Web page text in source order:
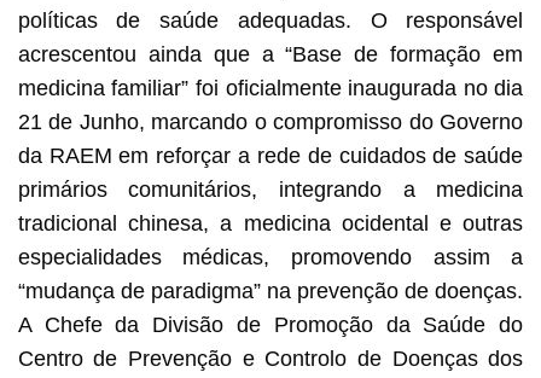
políticas de saúde adequadas. O responsável
acrescentou ainda que a “Base de formação em
medicina familiar” foi oficialmente inaugurada no dia
21 de Junho, marcando o compromisso do Governo
da RAEM em reforçar a rede de cuidados de saúde
primários comunitários, integrando a medicina
tradicional chinesa, a medicina ocidental e outras
especialidades médicas, promovendo assim a
“mudança de paradigma” na prevenção de doenças.
A Chefe da Divisão de Promoção da Saúde do
Centro de Prevenção e Controlo de Doenças dos